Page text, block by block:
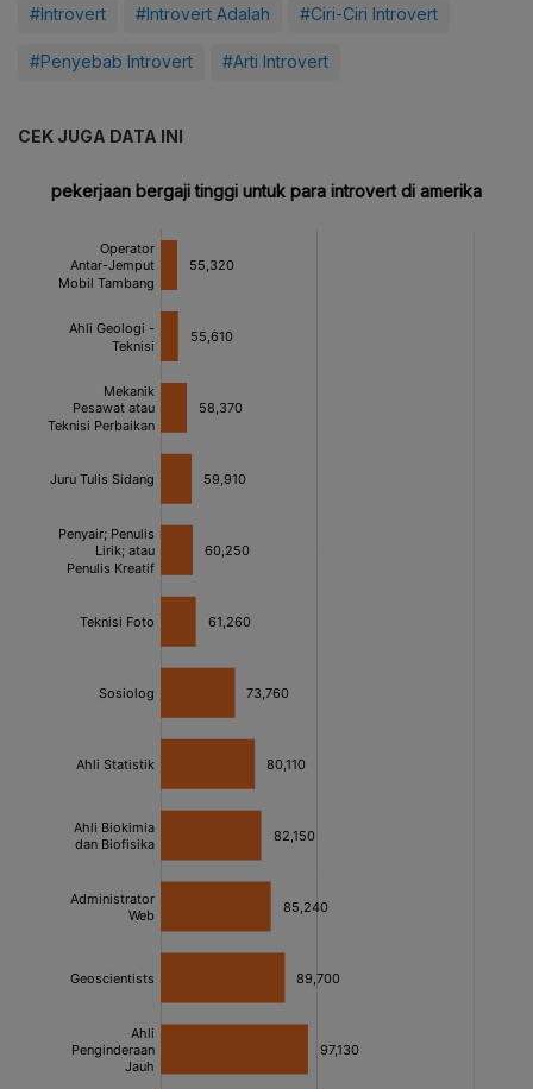
#Introvert #Introvert Adalah #Ciri-Ciri Introvert
#Penyebab Introvert #Arti Introvert
CEK JUGA DATA INI